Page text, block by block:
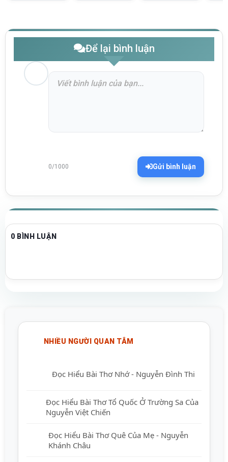
Để lại bình luận
0/1000 Gửi bình luận
0 BÌNH LUẬN
NHIỀU NGƯỜI QUAN TÂM
Đọc Hiểu Bài Thơ Nhớ - Nguyễn Đình Thi
Đọc Hiểu Bài Thơ Tổ Quốc Ở Trường Sa
Của Nguyễn Việt Chiến
Đọc Hiểu Bài Thơ Quê Của Mẹ - Nguyễn
Khánh Châu